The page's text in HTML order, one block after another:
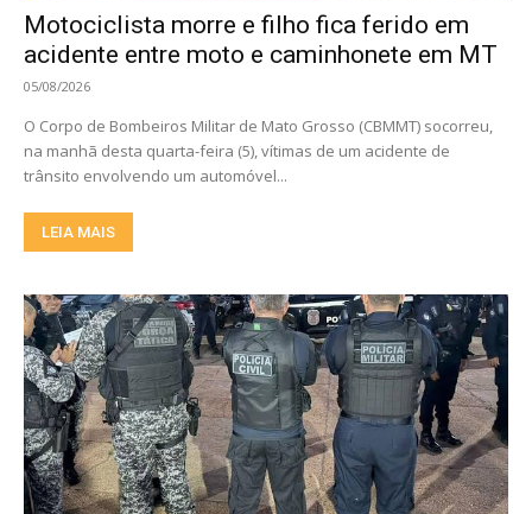
Motociclista morre e filho fica ferido em
acidente entre moto e caminhonete em MT
05/08/2026
O Corpo de Bombeiros Militar de Mato Grosso (CBMMT) socorreu,
na manhã desta quarta-feira (5), vítimas de um acidente de
trânsito envolvendo um automóvel...
LEIA MAIS